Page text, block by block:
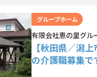
グループホーム
有限会社恵の里グル
【秋田県／潟
の介護職募集で